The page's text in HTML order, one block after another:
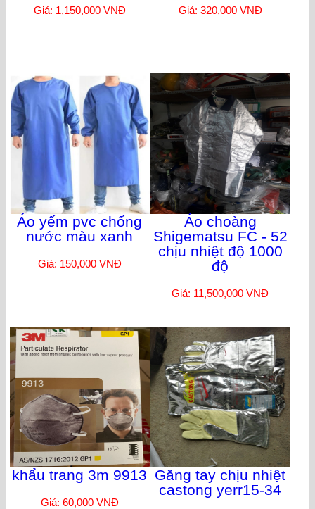
Giá: 1,150,000 VNĐ Giá: 320,000 VNĐ
Áo yếm pvc chống
nước màu xanh
Giá: 150,000 VNĐ
Áo choàng
Shigematsu FC - 52
chịu nhiệt độ 1000
độ
Giá: 11,500,000 VNĐ
khẩu trang 3m 9913
Giá: 60,000 VNĐ
Găng tay chịu nhiệt
castong yerr15-34